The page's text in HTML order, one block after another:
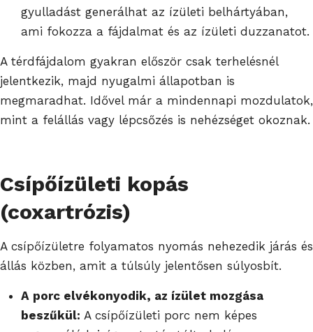
gyulladást generálhat az ízületi belhártyában,
ami fokozza a fájdalmat és az ízületi duzzanatot.
A térdfájdalom gyakran először csak terhelésnél
jelentkezik, majd nyugalmi állapotban is
megmaradhat. Idővel már a mindennapi mozdulatok,
mint a felállás vagy lépcsőzés is nehézséget okoznak.
Csípőízületi kopás
(coxartrózis)
A csípőízületre folyamatos nyomás nehezedik járás és
állás közben, amit a túlsúly jelentősen súlyosbít.
A porc elvékonyodik, az ízület mozgása
beszűkül: A csípőízületi porc nem képes